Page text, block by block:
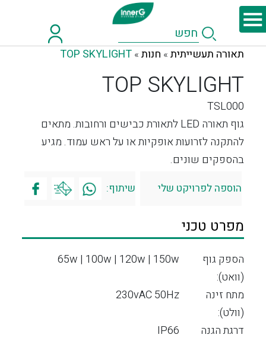
תאורה תעשייתית » חנות »
TOP SKYLIGHT
TOP SKYLIGHT
TSL000
גוף תאורה LED לתאורת כבישים ורחובות. מתאים
להתקנה לזרועות אופקיות או על ראש עמוד. מגיע
בהספקים שונים.
הוספה לפרויקט שלי שיתוף:
מפרט טכני
הספק גוף
(וואט):
65w | 100w | 120w | 150w
מתח זינה
(וולט):
230vAC 50Hz
דרגת הגנה
IP66